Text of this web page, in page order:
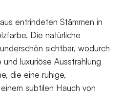
entrindeten Stämmen in
Die natürliche
sichtbar, wodurch
luxuriöse Ausstrahlung
die eine ruhige,
subtilen Hauch von